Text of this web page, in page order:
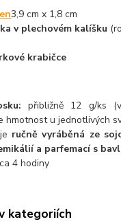
3,9 cm x 1,8 cm
v plechovém kalíšku
krabičce
přibližně 12 g/ks
hmotnost u jednotlivých
ručně vyráběná ze
a parfemací s
4 hodiny
kategoriích